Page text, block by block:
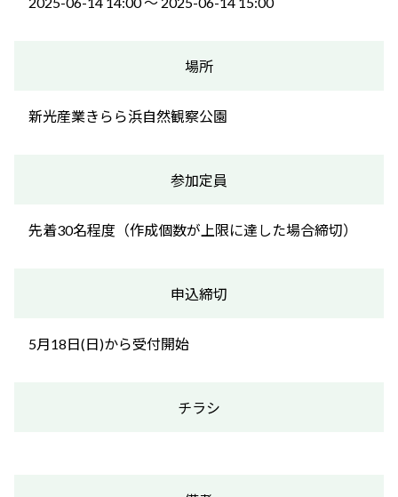
場所
新光産業きらら浜自然観察公園
参加定員
先着30名程度（作成個数が上限に達した場合締切）
申込締切
5月18日(日)から受付開始
チラシ